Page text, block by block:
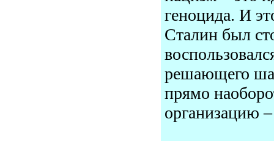
геноцида. И
Сталин был
решающего
прямо
организацию